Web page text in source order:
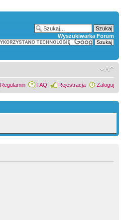
Wyszukiwarka Forum
Regulamin FAQ Rejestracja Zaloguj